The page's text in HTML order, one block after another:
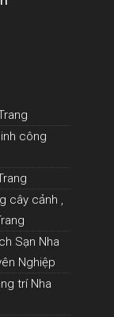
công
cây cảnh ,
Sạn Nha
Nghiệp
trí Nha